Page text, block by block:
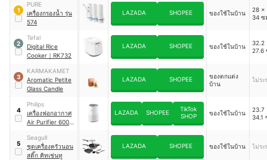
1
PURE
เครื่องกรองน้ำ รุ่น
574
LAZADA SHOPEE ของใช้ในบ้าน
28 x
34 ซ
2
Tefal
Digital Rice
Cooker ｜ RK732
LAZADA SHOPEE ของใช้ในบ้าน
32.2
27.6
3
KARMAKAMET
Aromatic Petite
Glass Candle
LAZADA SHOPEE
ของตกแต่ง
บ้าน
ไม่ระ
4
Philips
เครื่องฟอกอากาศ
Air Purifier 600i
AC0650/10
LAZADA SHOPEE
TikTok
SHOP
ของใช้ในบ้าน
23.7
34.1
5
Seagull
ชุดเครื่องครัวนอน
สติ๊ก คิทเช่นทู
LAZADA SHOPEE ของใช้ในบ้าน ไม่ระ